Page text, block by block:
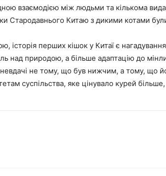
взаємодією між людьми та кількома
Стародавнього Китаю з дикими котами
історія перших кішок у Китаї є
над природою, а більше адаптацію до
не тому, що був нижчим, а тому, що
суспільства, яке цінувало курей